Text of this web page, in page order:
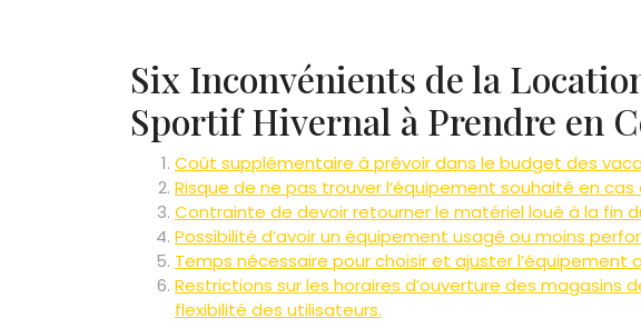
Six Inconvénients de la
Sportif Hivernal à Prendre en
Coût supplémentaire à prévoir dans le budget des
Risque de ne pas trouver l’équipement souhaité en
Contrainte de devoir retourner le matériel loué à la fin
Possibilité d’avoir un équipement usagé ou moins
Temps nécessaire pour choisir et ajuster l’équipement
Restrictions sur les horaires d’ouverture des magasins
flexibilité des utilisateurs.